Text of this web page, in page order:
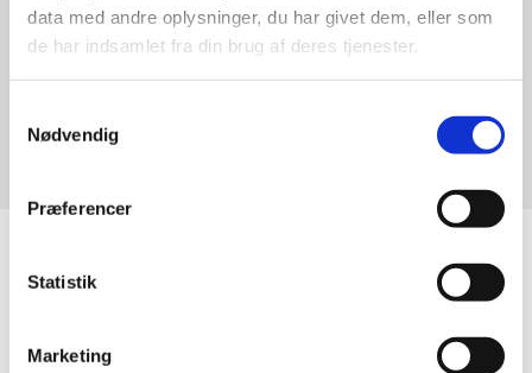
data med andre oplysninger, du har givet dem, eller som
de har indsamlet fra din brug af deres tjenester.
Nødvendig
Præferencer
Statistik
Marketing
Karlebo Kirke, Hesselrødvej 2, 2980
Kokkedal
Christian Hyttel